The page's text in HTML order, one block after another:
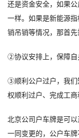
还是资金安全，如果
一样。如果是新能源
销吊销等情况，那首先
②协议安排上，保障自
③顺利公户过户，我
权顺利过户、完成工商
北京公司户车牌是可
一同变更的，公户车